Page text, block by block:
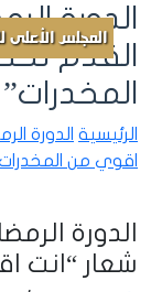
المجلس الأعلى
الدورة
القدم
المخدرات”
الرئيسية الدورة
اقوي من
الدورة
شعار “انت